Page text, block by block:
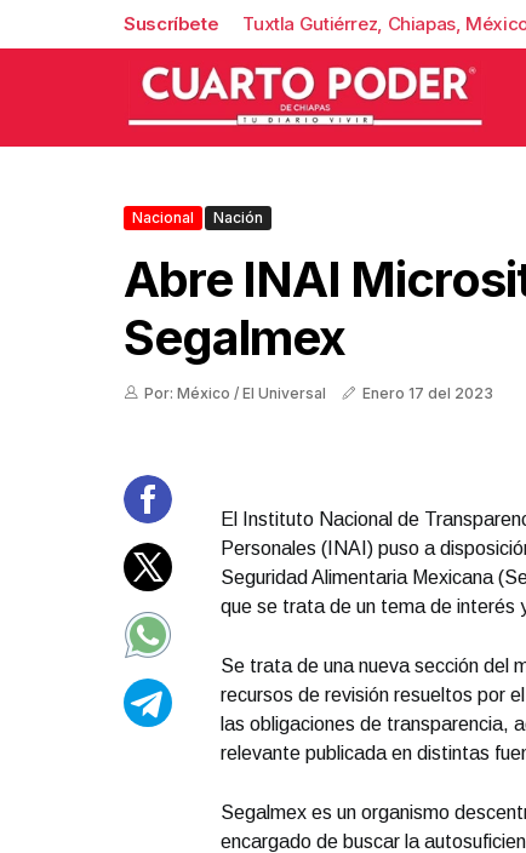
Suscríbete Tuxtla Gutiérrez, Chiapas,
Nacional Nación
Abre INAI
Segalmex
Por: México / El Universal Enero 17 del 2023
El Instituto Nacional de
Personales (INAI) puso a
Seguridad Alimentaria Mexicana
que se trata de un tema de interés
Se trata de una nueva sección del
recursos de revisión resueltos por
las obligaciones de transparencia,
relevante publicada en distintas
Segalmex es un organismo
encargado de buscar la